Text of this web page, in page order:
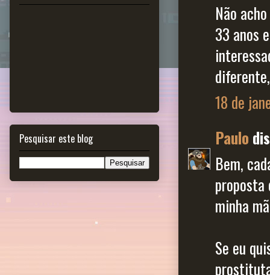
Não
33 anos
18 de
Paulo
Bem,
proposta
minha
Se eu
Pesquisar este blog